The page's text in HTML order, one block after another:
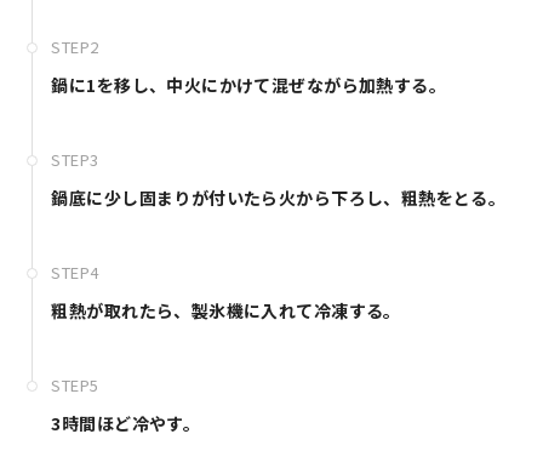
STEP2
鍋に1を移し、中火にかけて混ぜながら加熱する。
STEP3
鍋底に少し固まりが付いたら火から下ろし、粗熱をとる。
STEP4
粗熱が取れたら、製氷機に入れて冷凍する。
STEP5
3時間ほど冷やす。